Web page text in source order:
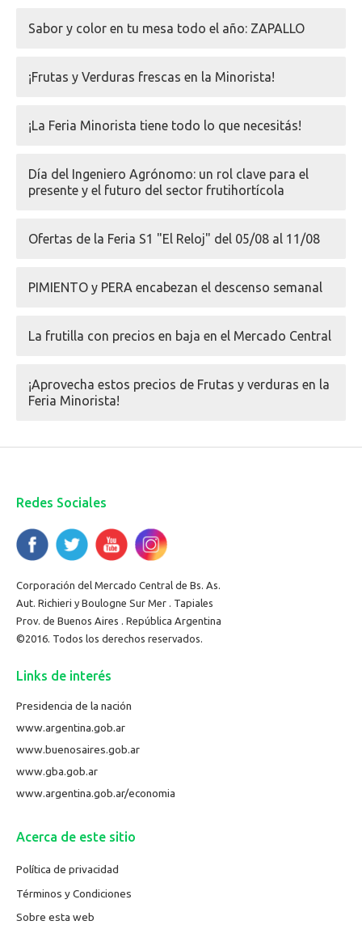
Sabor y color en tu mesa todo el año: ZAPALLO
¡Frutas y Verduras frescas en la Minorista!
¡La Feria Minorista tiene todo lo que necesitás!
Día del Ingeniero Agrónomo: un rol clave para el
presente y el futuro del sector frutihortícola
Ofertas de la Feria S1 "El Reloj" del 05/08 al 11/08
PIMIENTO y PERA encabezan el descenso semanal
La frutilla con precios en baja en el Mercado Central
¡Aprovecha estos precios de Frutas y verduras en la
Feria Minorista!
Redes Sociales
Corporación del Mercado Central de Bs. As.
Aut. Richieri y Boulogne Sur Mer . Tapiales
Prov. de Buenos Aires . República Argentina
©2016. Todos los derechos reservados.
Links de interés
Presidencia de la nación
www.argentina.gob.ar
www.buenosaires.gob.ar
www.gba.gob.ar
www.argentina.gob.ar/economia
Acerca de este sitio
Política de privacidad
Términos y Condiciones
Sobre esta web